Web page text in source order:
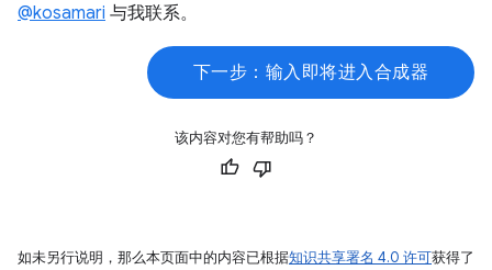
@kosamari 与我联系。
下一步：输入即将进入合成器
该内容对您有帮助吗？
如未另行说明，那么本页面中的内容已根据知识共享署名 4.0 许可获得了